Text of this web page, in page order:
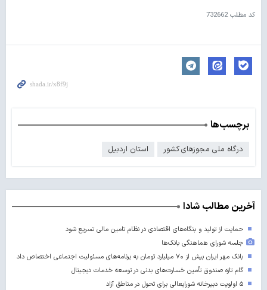
کد مطلب732662
برچسب‌ها
درگاه ملی مجوزهای کشور استان اردبیل
آخرین مطالب شادا
حمایت از تولید و بنگاه‌های اقتصادی در نظام تامین مالی تسریع شود
جلسه شورای هماهنگی بانک‌ها
بانک مهر ایران بیش از ۷۰ میلیارد تومان به برنامه‌های مسئولیت اجتماعی اختصاص داد
گام تازه صندوق تأمین خسارت‌های بدنی در توسعه خدمات دیجیتال
۵ اولویت دبیرخانه شورایعالی برای تحول در مناطق آزاد